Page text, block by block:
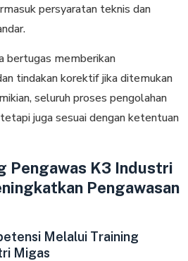
persyaratan teknis dan
bertugas memberikan
tindakan korektif jika ditemukan
seluruh proses pengolahan
juga sesuai dengan ketentuan
Pengawas K3 Industri
Pengawasan
Melalui Training
Migas